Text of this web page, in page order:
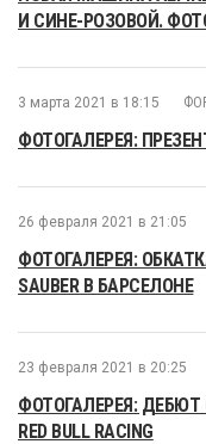
И СИНЕ-РОЗОВОЙ.
3 марта 2021 в 18:15
ФОТОГАЛЕРЕЯ:
26 февраля 2021 в 21:05
ФОТОГАЛЕРЕЯ:
SAUBER В БАРСЕЛОНЕ
23 февраля 2021 в 20:25
ФОТОГАЛЕРЕЯ:
RED BULL RACING